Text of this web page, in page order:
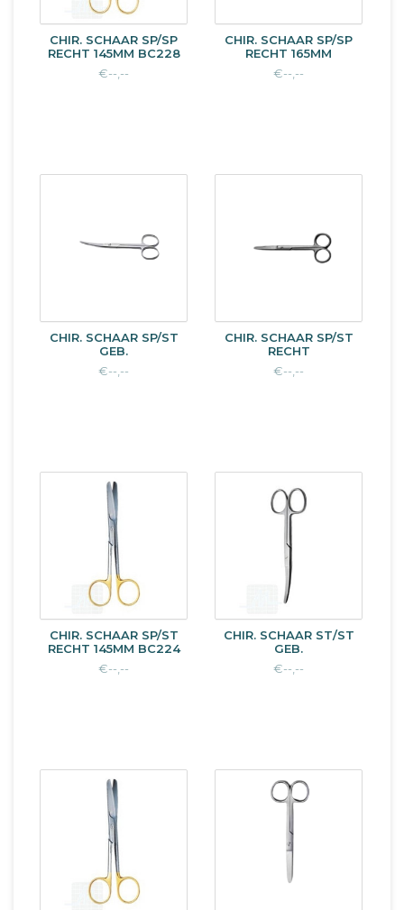
CHIR. SCHAAR SP/SP
RECHT 145MM BC228
€--,--
CHIR. SCHAAR SP/SP
RECHT 165MM
€--,--
CHIR. SCHAAR SP/ST
GEB.
€--,--
CHIR. SCHAAR SP/ST
RECHT
€--,--
CHIR. SCHAAR SP/ST
RECHT 145MM BC224
€--,--
CHIR. SCHAAR ST/ST
GEB.
€--,--